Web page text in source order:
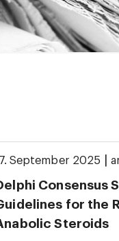
September 2025
Consensus
for the
Steroids